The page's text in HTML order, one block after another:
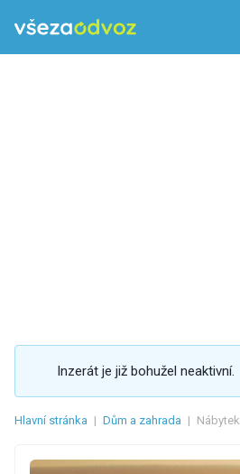
Inzerát je již bohužel neaktivní.
Hlavní stránka | Dům a zahrada | Nábytek